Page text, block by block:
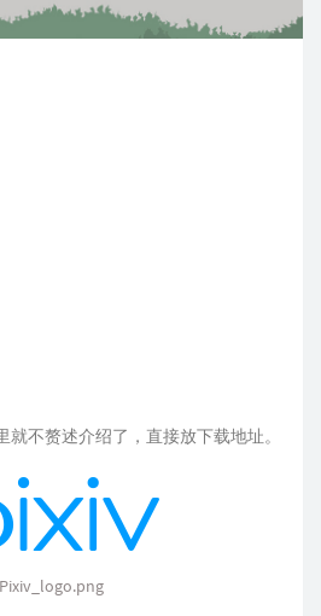
就不赘述介绍了，直接放下载地址。
Pixiv_logo.png